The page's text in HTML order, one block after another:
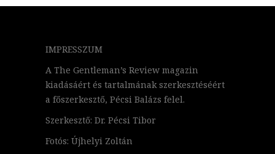
IMPRESSZUM
A The Gentleman’s Review magazin
kiadásáért és tartalmának szerkesztéséért
a főszerkesztő, Pécsi Balázs felel.
Szerkesztő: Dr. Pécsi Tibor
Fotós: Újhelyi Zoltán